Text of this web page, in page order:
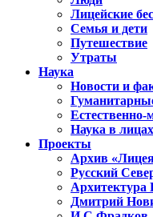
Лицейские
Семья и дети
Путешествие
Утраты
Наука
Новости и
Естественно-
Наука в лицах
Проекты
Архив
Русский
Архитектура
Дмитрий